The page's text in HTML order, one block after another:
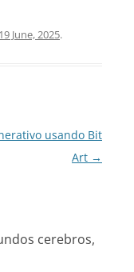
19 June, 2025.
usando Bit
Art →
cerebros,